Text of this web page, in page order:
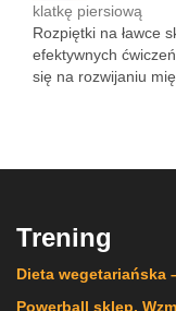
klatkę piersiową
Rozpiętki na ławce
efektywnych
się na rozwijaniu
Trening
Dieta wegetariańska
Powerball sklep.